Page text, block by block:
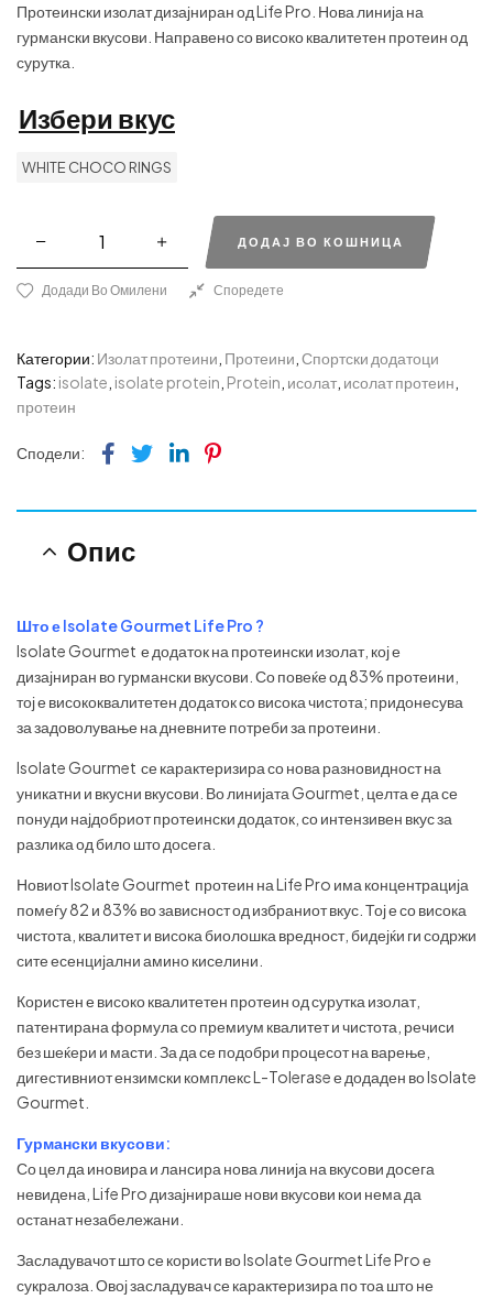
Протеински изолат дизајниран од Life Pro. Нова линија на
гурмански вкусови. Направено со високо квалитетен протеин од
сурутка.
Избери вкус
WHITE CHOCO RINGS
ДОДАЈ ВО КОШНИЦА
Додади Во Омилени Споредете
Категории: Изолат протеини Протеини Спортски додатоци
Tags: isolate isolate protein Protein исолат исолат протеин
протеин
Сподели: Facebook
TwitterLinkedin
Pinterest
Опис
Што е Isolate Gourmet Life Pro ?
Isolate Gourmet е додаток на протеински изолат, кој е
дизајниран во гурмански вкусови. Со повеќе од 83% протеини,
тој е висококвалитетен додаток со висока чистота; придонесува
за задоволување на дневните потреби за протеини.
Isolate Gourmet се карактеризира со нова разновидност на
уникатни и вкусни вкусови. Во линијата Gourmet, целта е да се
понуди најдобриот протеински додаток, со интензивен вкус за
разлика од било што досега.
Новиот Isolate Gourmet протеин на Life Pro има концентрација
помеѓу 82 и 83% во зависност од избраниот вкус. Тој е со висока
чистота, квалитет и висока биолошка вредност, бидејќи ги содржи
сите есенцијални амино киселини.
Користен е високо квалитетен протеин од сурутка изолат,
патентирана формула со премиум квалитет и чистота, речиси
без шеќери и масти. За да се подобри процесот на варење,
дигестивниот ензимски комплекс L-Tolerase е додаден во Isolate
Gourmet.
Гурмански вкусови:
Со цел да иновира и лансира нова линија на вкусови досега
невидена, Life Pro дизајнираше нови вкусови кои нема да
останат незабележани.
Засладувачот што се користи во Isolate Gourmet Life Pro е
сукралоза. Овој засладувач се карактеризира по тоа што не